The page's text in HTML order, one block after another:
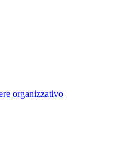
organizzativo